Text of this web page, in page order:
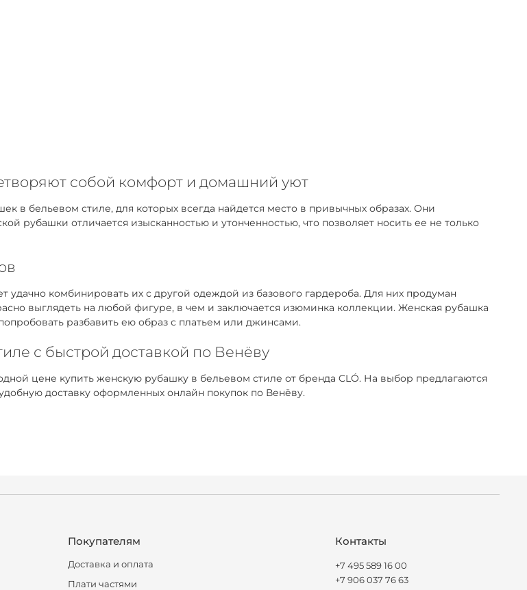
собой комфорт и домашний уют
в бельевом стиле, для которых всегда найдется место в привычных образах. Они
рубашки отличается изысканностью и утонченностью, что позволяет носить ее не только
комбинировать их с другой одеждой из базового гардероба. Для них продуман
выглядеть на любой фигуре, в чем и заключается изюминка коллекции. Женская рубашка
разбавить ею образ с платьем или джинсами.
с быстрой доставкой по Венёву
цене купить женскую рубашку в бельевом стиле от бренда CLÓ. На выбор предлагаются
доставку оформленных онлайн покупок по Венёву.
Покупателям
Доставка и оплата
Плати частями
Контакты
+7 495 589 16 00
+7 906 037 76 63